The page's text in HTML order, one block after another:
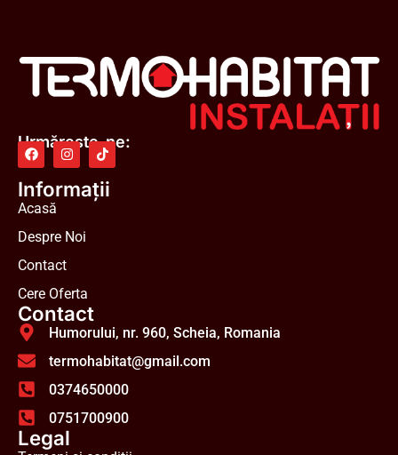
Urmărește-ne:
Informații
Acasă
Despre Noi
Contact
Cere Oferta
Contact
Humorului, nr. 960, Scheia, Romania
termohabitat@gmail.com
0374650000
0751700900
Legal